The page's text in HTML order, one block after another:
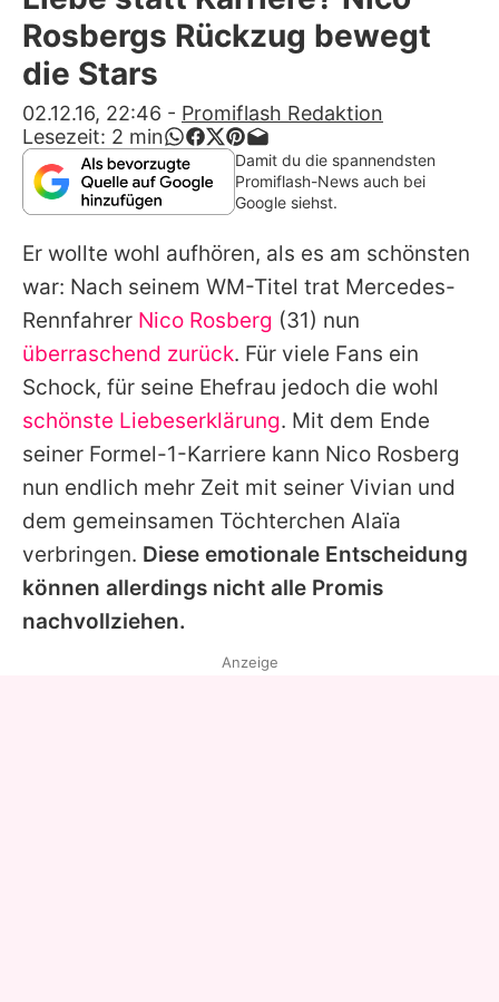
Alle Themen auf Promiflash
App runterladen
Team
Redaktionelle Richtlinien
Impressum
Datenschutzerklärung
Nutzungsbedingungen
Utiq verwalten
Rosbergs Rückzug bewegt
die Stars
02.12.16, 22:46 - Promiflash Redaktion
Lesezeit: 2 min
Damit du die spannendsten
Promiflash-News auch bei
Google siehst.
Er wollte wohl aufhören, als es am schönsten
war: Nach seinem WM-Titel trat Mercedes-
Rennfahrer Nico Rosberg (31) nun
überraschend zurück. Für viele Fans ein
Schock, für seine Ehefrau jedoch die wohl
schönste Liebeserklärung. Mit dem Ende
seiner Formel-1-Karriere kann Nico Rosberg
nun endlich mehr Zeit mit seiner Vivian und
dem gemeinsamen Töchterchen Alaïa
verbringen. Diese emotionale Entscheidung
können allerdings nicht alle Promis
nachvollziehen.
Anzeige